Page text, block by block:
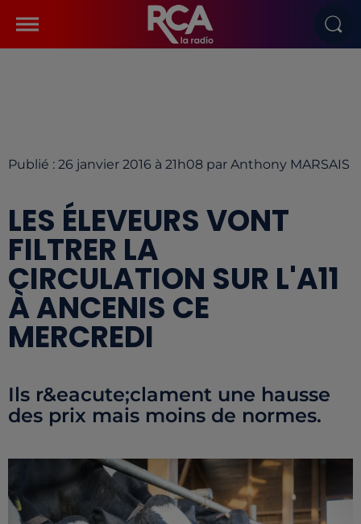
Publié : 26 janvier 2016 à 21h08 par Anthony MARSAIS
LES ÉLEVEURS VONT
FILTRER LA
CIRCULATION SUR L'A11
À ANCENIS CE
MERCREDI
Ils r&eacute;clament une hausse
des prix mais moins de normes.